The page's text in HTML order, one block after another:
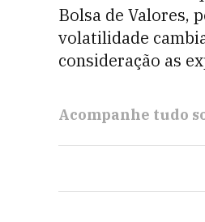
Bolsa de Valores,
volatilidade
consideração as
Acompanhe tudo